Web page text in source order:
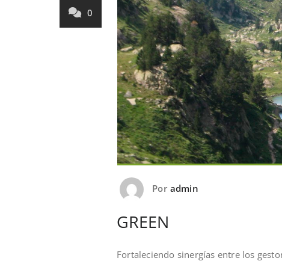
0
Por admin
GREEN
Fortaleciendo sinergías entre los